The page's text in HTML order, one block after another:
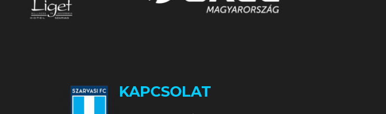
KAPCSOLAT